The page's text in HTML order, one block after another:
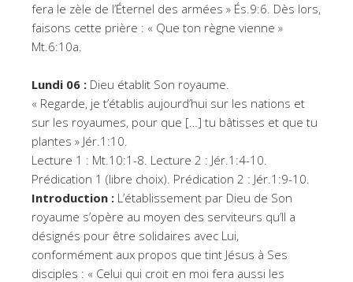
fera le zèle de l’Éternel des armées » És.9:6. Dès lors,
faisons cette prière : « Que ton règne vienne »
Mt.6:10a.
Lundi 06 : Dieu établit Son royaume.
« Regarde, je t’établis aujourd’hui sur les nations et
sur les royaumes, pour que […] tu bâtisses et que tu
plantes » Jér.1:10.
Lecture 1 : Mt.10:1-8. Lecture 2 : Jér.1:4-10.
Prédication 1 (libre choix). Prédication 2 : Jér.1:9-10.
Introduction : L’établissement par Dieu de Son
royaume s’opère au moyen des serviteurs qu’Il a
désignés pour être solidaires avec Lui,
conformément aux propos que tint Jésus à Ses
disciples : « Celui qui croit en moi fera aussi les